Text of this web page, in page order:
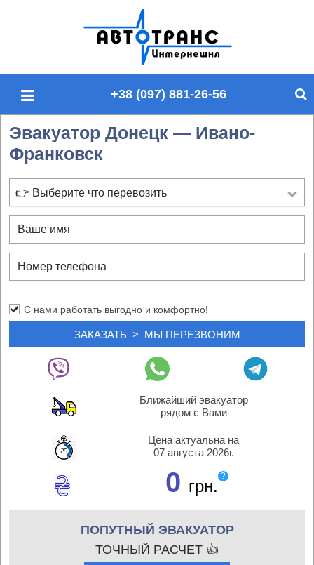
п
т
+38 (097) 881-26-56
Эвакуатор Донецк — Ивано-
Франковск
👉 Выберите что перевозить
С нами работать выгодно и комфортно!
Ближайший эвакуатор
рядом с Вами
Цена актуальна на
07 августа 2026г.
0 грн.
?
ПОПУТНЫЙ ЭВАКУАТОР
ТОЧНЫЙ РАСЧЕТ 👍